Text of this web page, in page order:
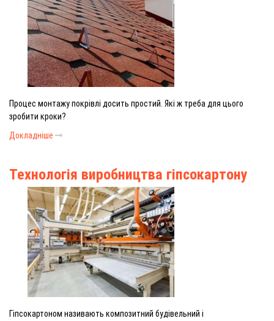
Процес монтажу покрівлі досить простий. Які ж треба для цього
зробити кроки?
Докладніше
Технологія виробництва гіпсокартону
Гіпсокартоном називають композитний будівельний і